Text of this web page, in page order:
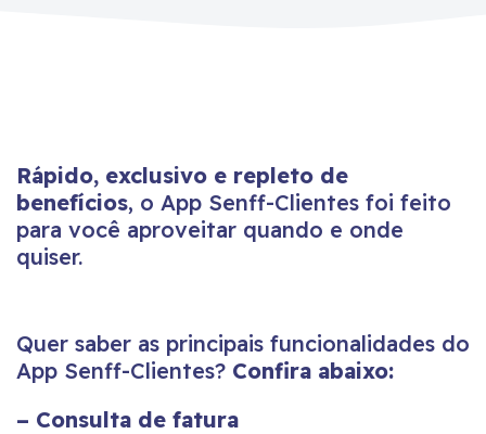
Rápido, exclusivo e repleto de
benefícios, o App Senff-Clientes foi feito
para você aproveitar quando e onde
quiser.
Quer saber as principais funcionalidades do
App Senff-Clientes? Confira abaixo:
– Consulta de fatura